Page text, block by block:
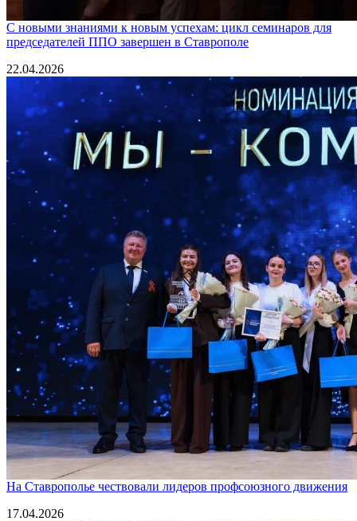
С новыми знаниями к новым успехам: цикл семинаров для
председателей ППО завершен в Ставрополе
22.04.2026
На Ставрополье чествовали лидеров профсоюзного движения
17.04.2026